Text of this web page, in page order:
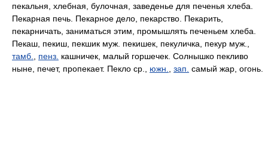
пекальня, хлебная, булочная, заведенье для печенья хлеба.
Пекарная печь. Пекарное дело, пекарство. Пекарить,
пекарничать, заниматься этим, промышлять печеньем хлеба.
Пекаш, пекиш, пекшик муж. пекишек, пекуличка, пекур муж.,
тамб.
пенз. кашничек, малый горшечек. Солнышко пекливо
ныне, печет, пропекает. Пекло ср., южн. зап. самый жар, огонь.